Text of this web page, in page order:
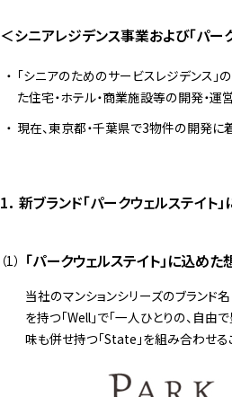
＜シニアレジデンス事業および「パー
「シニアのためのサービスレジデンス」
た住宅・ホテル・商業施設等の開発・運
現在、東京都・千葉県で3物件の開発
1． 新ブランド「パークウェルステイト
「パークウェルステイト」に込めた
当社のマンションシリーズのブランド名
を持つ「Well」で「一人ひとりの、自由
味も併せ持つ「State」を組み合わせ